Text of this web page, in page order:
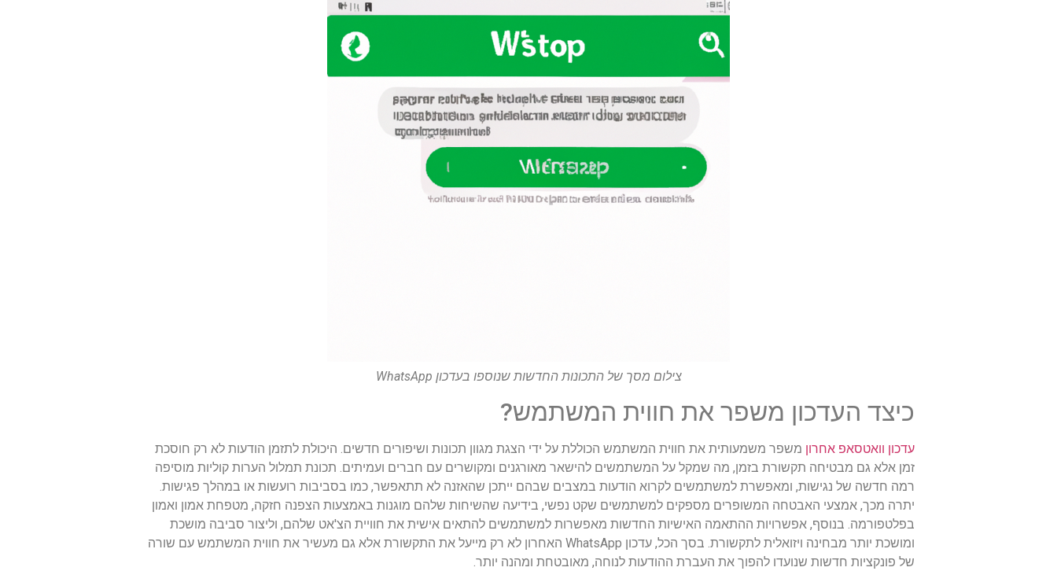
צילום מסך של התכונות החדשות שנוספו בעדכון WhatsApp
כיצד העדכון משפר את חווית המשתמש?
עדכון וואטסאפ אחרון משפר משמעותית את חווית המשתמש הכוללת על ידי הצגת מגוון תכונות ושיפורים חדשים. היכולת לתזמן הודעות לא רק חוסכת
זמן אלא גם מבטיחה תקשורת בזמן, מה שמקל על המשתמשים להישאר מאורגנים ומקושרים עם חברים ועמיתים. תכונת תמלול הערות קוליות מוסיפה
רמה חדשה של נגישות, ומאפשרת למשתמשים לקרוא הודעות במצבים שבהם ייתכן שהאזנה לא תתאפשר, כמו בסביבות רועשות או במהלך פגישות.
יתרה מכך, אמצעי האבטחה המשופרים מספקים למשתמשים שקט נפשי, בידיעה שהשיחות שלהם מוגנות באמצעות הצפנה חזקה, מטפחת אמון ואמון
בפלטפורמה. בנוסף, אפשרויות ההתאמה האישיות החדשות מאפשרות למשתמשים להתאים אישית את חוויית הצ'אט שלהם, וליצור סביבה מושכת
ומושכת יותר מבחינה ויזואלית לתקשורת. בסך הכל, עדכון WhatsApp האחרון לא רק מייעל את התקשורת אלא גם מעשיר את חווית המשתמש עם שורה
של פונקציות חדשות שנועדו להפוך את העברת ההודעות לנוחה, מאובטחת ומהנה יותר.